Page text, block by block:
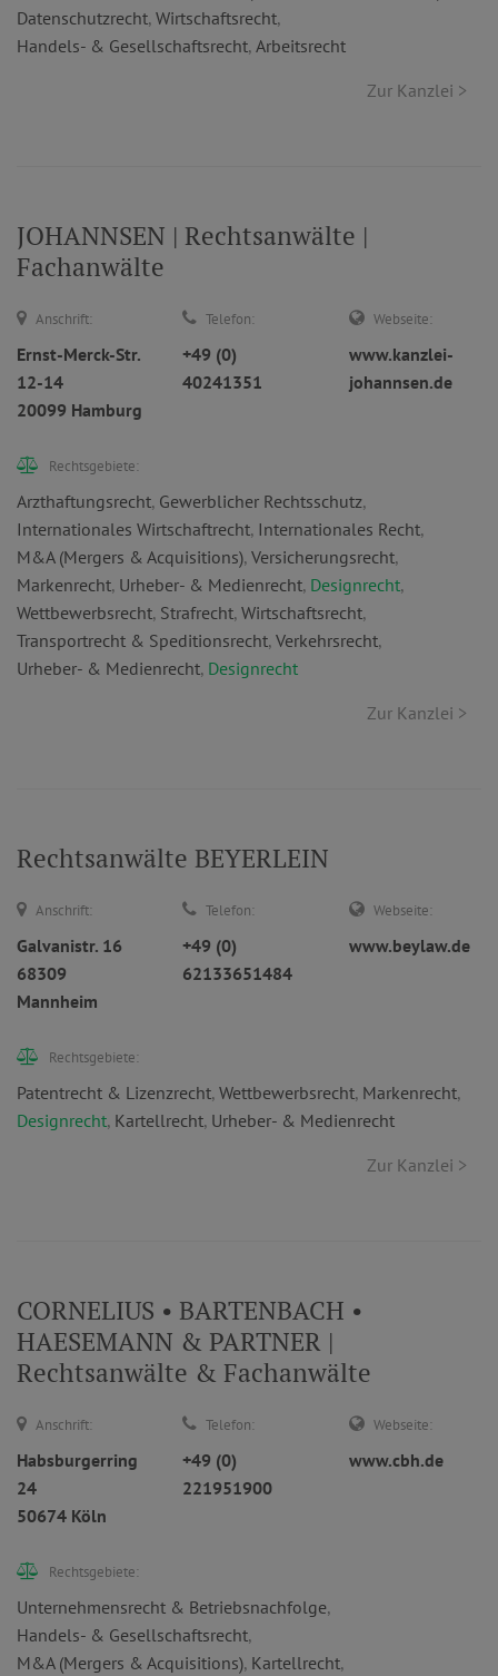
Datenschutzrecht, Wirtschaftsrecht,
Handels- & Gesellschaftsrecht, Arbeitsrecht
Zur Kanzlei >
JOHANNSEN | Rechtsanwälte |
Fachanwälte
Anschrift:
Ernst-Merck-Str.
12-14
20099 Hamburg
Telefon:
+49 (0)
40241351
Webseite:
www.kanzlei-
johannsen.de
Rechtsgebiete:
Arzthaftungsrecht, Gewerblicher Rechtsschutz,
Internationales Wirtschaftrecht, Internationales Recht,
M&A (Mergers & Acquisitions), Versicherungsrecht,
Markenrecht, Urheber- & Medienrecht, Designrecht,
Wettbewerbsrecht, Strafrecht, Wirtschaftsrecht,
Transportrecht & Speditionsrecht, Verkehrsrecht,
Urheber- & Medienrecht, Designrecht
Zur Kanzlei >
Rechtsanwälte BEYERLEIN
Anschrift:
Galvanistr. 16
68309
Mannheim
Telefon:
+49 (0)
62133651484
Webseite:
www.beylaw.de
Rechtsgebiete:
Patentrecht & Lizenzrecht, Wettbewerbsrecht, Markenrecht,
Designrecht, Kartellrecht, Urheber- & Medienrecht
Zur Kanzlei >
CORNELIUS • BARTENBACH •
HAESEMANN & PARTNER |
Rechtsanwälte & Fachanwälte
Anschrift:
Habsburgerring
24
50674 Köln
Telefon:
+49 (0)
221951900
Webseite:
www.cbh.de
Rechtsgebiete:
Unternehmensrecht & Betriebsnachfolge,
Handels- & Gesellschaftsrecht,
M&A (Mergers & Acquisitions), Kartellrecht,